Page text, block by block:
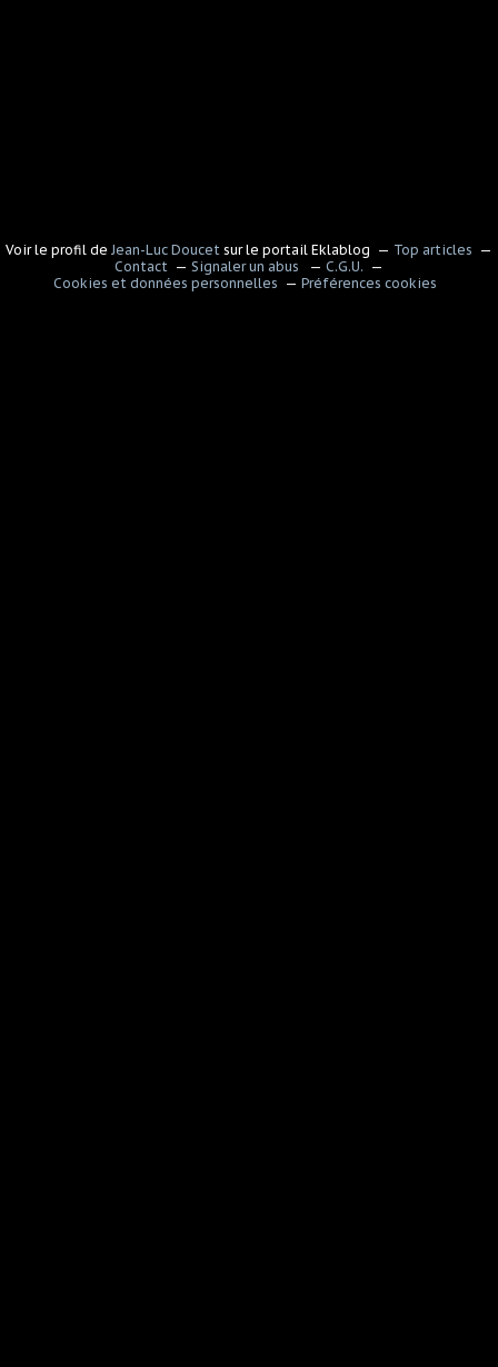
Voir le profil de Jean-Luc Doucet sur le portail Eklablog
Top articles
Contact
Signaler un abus
C.G.U.
Cookies et données personnelles
Préférences cookies